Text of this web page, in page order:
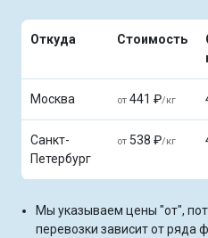
Откуда Стоимость
Москва от 441 ₽/кг
Санкт-
Петербург
от 538 ₽/кг
Мы указываем цены "от",
перевозки зависит от ряда